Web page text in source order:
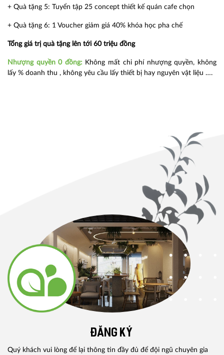
+ Quà tặng 5: Tuyển tập 25 concept thiết kế quán cafe chọn
+ Quà tặng 6: 1 Voucher giảm giá 40% khóa học pha chế
Tổng giá trị quà tặng lên tới 60 triệu đồng
Nhượng quyền 0 đồng: Không mất chi phí nhượng quyền, không
lấy % doanh thu , không yêu cầu lấy thiết bị hay nguyên vật liệu ….
ĐĂNG KÝ
Quý khách vui lòng để lại thông tin đầy đủ để đội ngũ chuyên gia